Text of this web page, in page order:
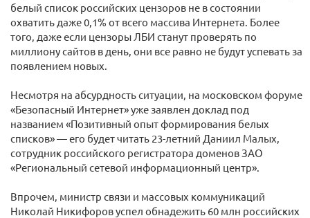
белый список российских цензоров не в состоянии
охватить даже 0,1% от всего массива Интернета. Более
того, даже если цензоры ЛБИ станут проверять по
миллиону сайтов в день, они все равно не будут успевать за
появлением новых.
Несмотря на абсурдность ситуации, на московском форуме
«Безопасный Интернет» уже заявлен доклад под
названием «Позитивный опыт формирования белых
списков» — его будет читать 23-летний Даниил Малых,
сотрудник российского регистратора доменов ЗАО
«Региональный сетевой информационный центр».
Впрочем, министр связи и массовых коммуникаций
Николай Никифоров успел обнадежить 60 млн российских